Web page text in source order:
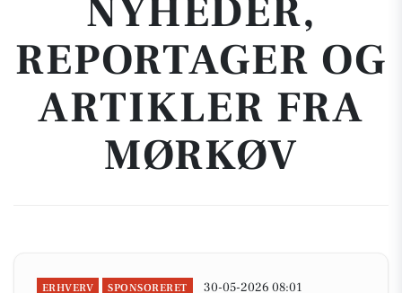
NYHEDER,
REPORTAGER OG
ARTIKLER FRA
MØRKØV
ERHVERV SPONSORERET 30-05-2026 08:01